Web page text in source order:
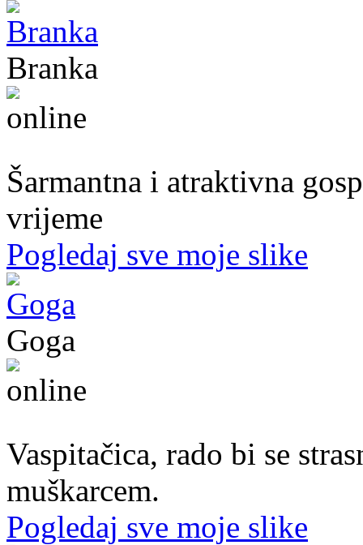
Branka
Šarmantna i atraktivna
vrijeme
Pogledaj sve moje slike
Goga
Vaspitačica, rado bi se
muškarcem.
Pogledaj sve moje slike